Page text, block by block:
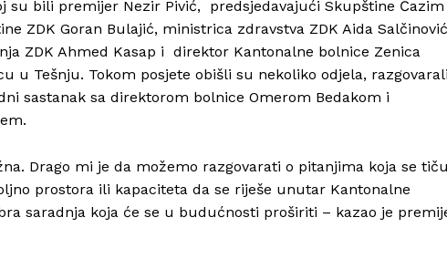
su bili premijer Nezir Pivić, predsjedavajući Skupštine Ćazim
ZDK Goran Bulajić, ministrica zdravstva ZDK Aida
ZDK Ahmed Kasap i direktor Kantonalne bolnice Zenica
u Tešnju. Tokom posjete obišli su nekoliko odjela, razgovarali
sastanak sa direktorom bolnice Omerom Bedakom i
Drago mi je da možemo razgovarati o pitanjima koja se tiču
prostora ili kapaciteta da se riješe unutar Kantonalne
saradnja koja će se u budućnosti proširiti – kazao je